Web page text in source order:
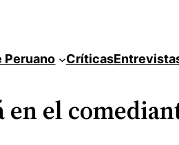
Peruano Críticas
en el